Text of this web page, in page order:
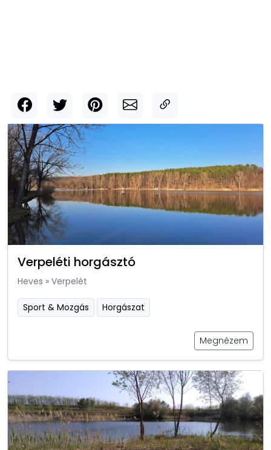
Verpeléti horgásztó
Heves » Verpelét
Sport & Mozgás Horgászat
Megnézem